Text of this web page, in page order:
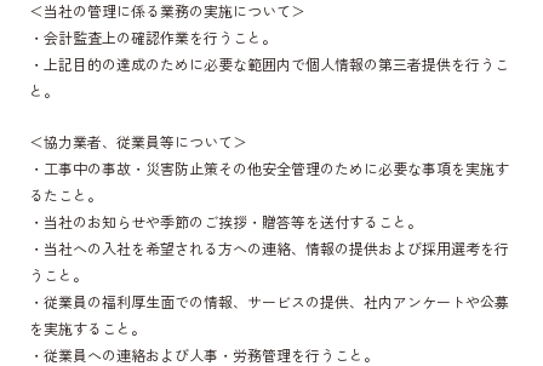
＜当社の管理に係る業務の実施について＞
・会計監査上の確認作業を行うこと。
・上記目的の達成のために必要な範囲内で個人情報の第三者提供を行うこ
と。
＜協力業者、従業員等について＞
・工事中の事故・災害防止策その他安全管理のために必要な事項を実施す
るたこと。
・当社のお知らせや季節のご挨拶・贈答等を送付すること。
・当社への入社を希望される方への連絡、情報の提供および採用選考を行
うこと。
・従業員の福利厚生面での情報、サービスの提供、社内アンケートや公募
を実施すること。
・従業員への連絡および人事・労務管理を行うこと。